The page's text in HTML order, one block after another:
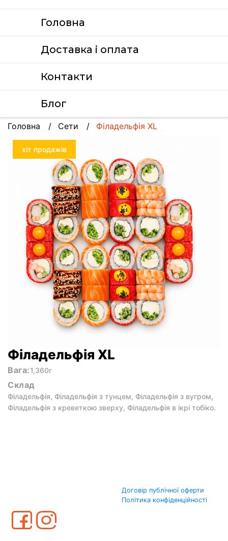
Головна
Доставка i оплата
Контакти
Блог
Головна Сети Філадельфія XL
хіт продажів
Філадельфія XL
Вага:1,360г
Склад
Філадельфія, Філадельфія з тунцем, Філадельфія з вугром,
Філадельфія з креветкою зверху, Філадельфія в ікрі тобіко.
Договір публічної оферти
Політика конфіденційності